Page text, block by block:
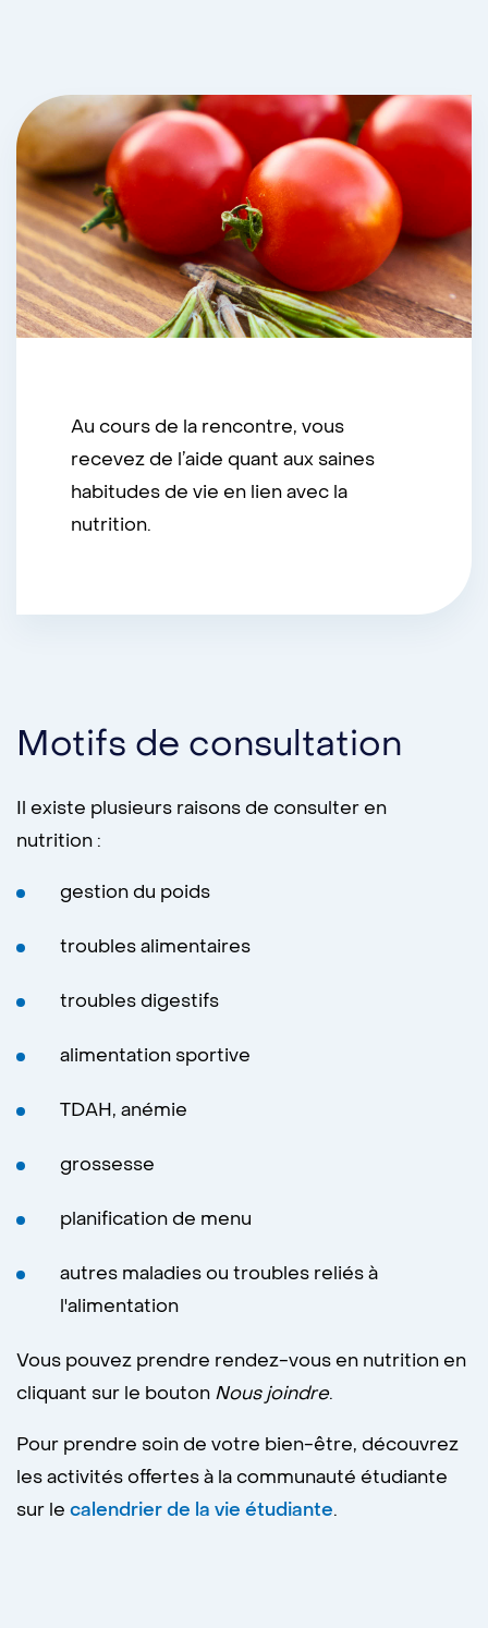
Au cours de la rencontre, vous
recevez de l’aide quant aux saines
habitudes de vie en lien avec la
nutrition.
Motifs de consultation
Il existe plusieurs raisons de consulter en
nutrition :
gestion du poids
troubles alimentaires
troubles digestifs
alimentation sportive
TDAH, anémie
grossesse
planification de menu
autres maladies ou troubles reliés à
l'alimentation
Vous pouvez prendre rendez-vous en nutrition en
cliquant sur le bouton Nous joindre.
Pour prendre soin de votre bien-être, découvrez
les activités offertes à la communauté étudiante
sur le calendrier de la vie étudiante.